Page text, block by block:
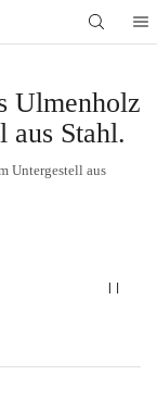
Ulmenholz
aus Stahl.
Untergestell aus